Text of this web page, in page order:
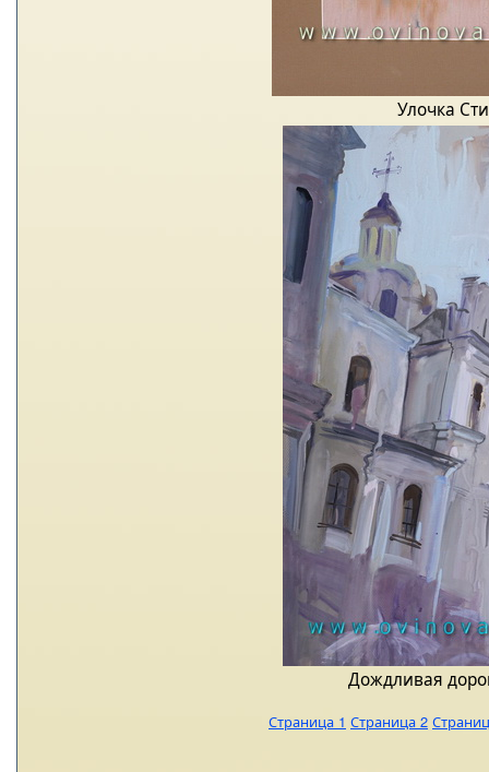
Улочка
Дождливая
Страница 1 Страница 2